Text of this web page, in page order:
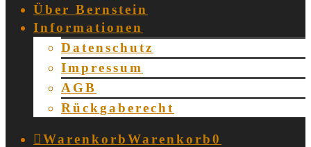
Über Bernstein
Informationen
Datenschutz
Impressum
AGB
Rückgaberecht
WarenkorbWarenkorb0